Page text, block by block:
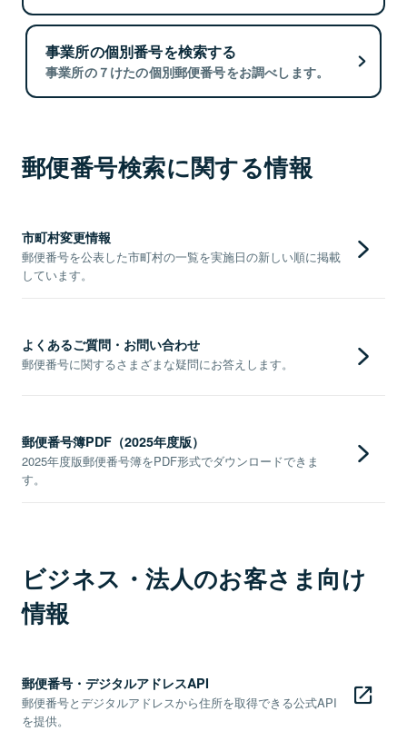
事業所の個別番号を検索する
事業所の７けたの個別郵便番号をお調べします。
郵便番号検索に関する情報
市町村変更情報
郵便番号を公表した市町村の一覧を実施日の新しい順に掲載
しています。
よくあるご質問・お問い合わせ
郵便番号に関するさまざまな疑問にお答えします。
郵便番号簿PDF（2025年度版）
2025年度版郵便番号簿をPDF形式でダウンロードできま
す。
ビジネス・法人のお客さま向け
情報
郵便番号・デジタルアドレスAPI
郵便番号とデジタルアドレスから住所を取得できる公式API
を提供。